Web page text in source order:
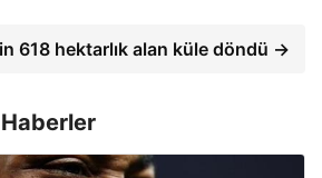
618 hektarlık alan küle döndü →